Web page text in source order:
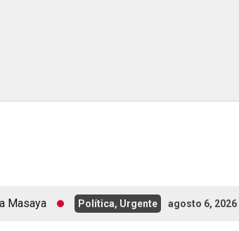
Política, Urgente agosto 6, 2026 11:29 am